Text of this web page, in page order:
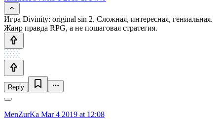
Игра Divinity: original sin 2. Сложная, интересная, гениальная.
Жанр правда RPG, а не пошаговая стратегия.
Reply
MenZurKa Mar 4 2019 at 12:08